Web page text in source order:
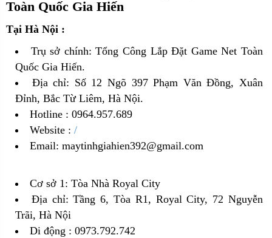
Toàn Quốc Gia Hiến
Tại Hà Nội :
Trụ sở chính: Tổng Công Lắp Đặt Game Net Toàn
Quốc Gia Hiến.
Địa chỉ: Số 12 Ngõ 397 Phạm Văn Đồng, Xuân
Đỉnh, Bắc Từ Liêm, Hà Nội.
Hotline : 0964.957.689
Website : /
Email: maytinhgiahien392@gmail.com
Cơ sở 1: Tòa Nhà Royal City
Địa chỉ: Tầng 6, Tòa R1, Royal City, 72 Nguyễn
Trãi, Hà Nội
Di động : 0973.792.742